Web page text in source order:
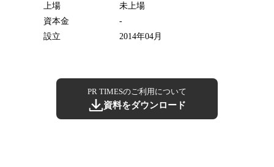
上場
未上場
資本金
-
設立
2014年04月
PR TIMESのご利用について
資料をダウンロード